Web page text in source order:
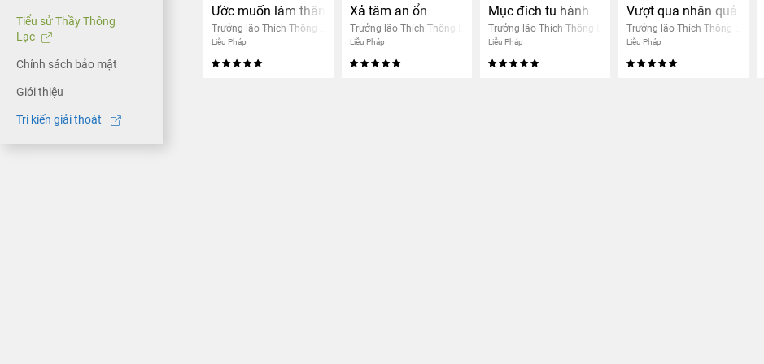
Tiểu sử Thầy Thông
Lạc
Chính sách bảo mật
Giới thiệu
Tri kiến giải thoát
Ước muốn làm thân nam tu tập
Trưởng lão Thích Thông Lạc
Liễu Pháp
Xả tâm an ổn
Trưởng lão Thích Thông Lạc
Liễu Pháp
Mục đích tu hành
Trưởng lão Thích Thông Lạc
Liễu Pháp
Vượt qua nhân quả
Trưởng lão Thích Thông Lạc
Liễu Pháp